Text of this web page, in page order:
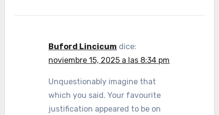
Buford Lincicum dice:
noviembre 15, 2025 a las 8:34 pm
Unquestionably imagine that
which you said. Your favourite
justification appeared to be on